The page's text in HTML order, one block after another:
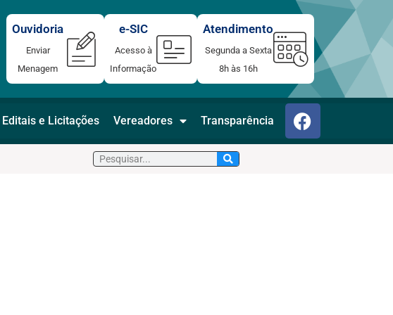
Atendimento
Segunda a Sexta
8h às 16h
e-SIC
Acesso à
Informação
Ouvidoria
Enviar
Menagem
Editais e Licitações Vereadores Transparência F
a
c
Pesquisar